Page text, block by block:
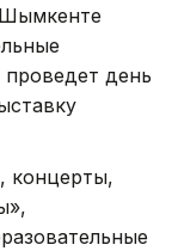
проведет день
концерты,